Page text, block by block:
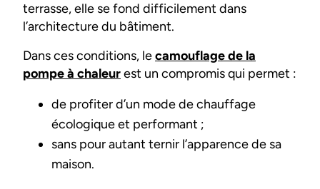
terrasse, elle se fond difficilement dans
l’architecture du bâtiment.
Dans ces conditions, lecamouflage de la
pompe à chaleurest un compromis qui permet :
de profiter d’un mode de chauffage
écologique et performant ;
sans pour autant ternir l’apparence de sa
maison.